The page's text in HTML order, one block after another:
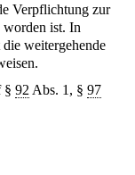
Verpflichtung zur
worden ist. In
weitergehende
§92Abs. 1, §97